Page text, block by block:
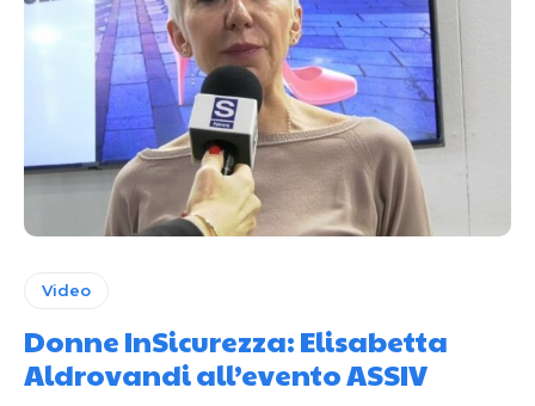
Video
Donne InSicurezza: Elisabetta
Aldrovandi all’evento ASSIV